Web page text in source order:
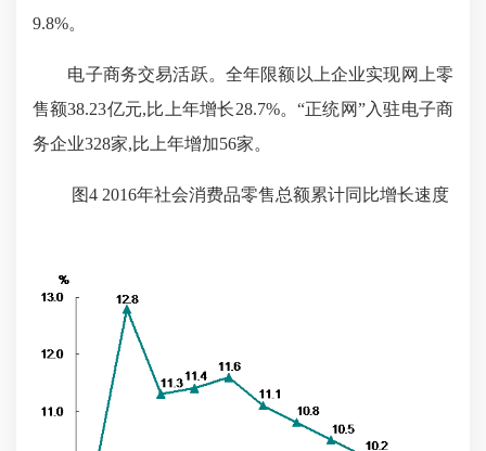
9.8%。
电子商务交易活跃。全年限额以上企业实现网上零
售额38.23亿元,比上年增长28.7%。“正统网”入驻电子商
务企业328家,比上年增加56家。
图4 2016年社会消费品零售总额累计同比增长速度